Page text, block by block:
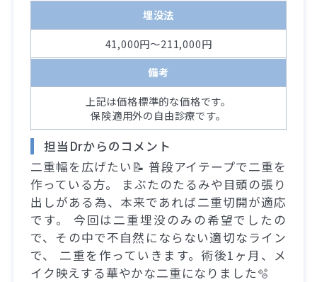
埋没法
41,000円～211,000円
備考
上記は価格標準的な価格です。
保険適用外の自由診療です。
担当Drからのコメント
二重幅を広げたい📝 普段アイテープで二重を
作っている方。 まぶたのたるみや目頭の張り
出しがある為、本来であれば二重切開が適応
です。 今回は二重埋没のみの希望でしたの
で、その中で不自然にならない適切なライン
で、 二重を作っていきます。術後1ヶ月、メ
イク映えする華やかな二重になりました🫧